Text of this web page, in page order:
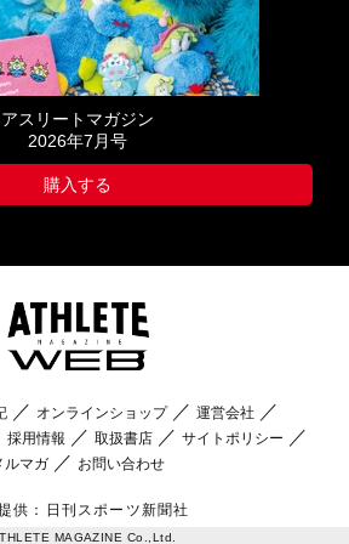
アスリートマガジン
2026年7月号
購入する
オンラインショップ
運営会社
採用情報 取扱書店
サイトポリシー
ルマガ
お問い合わせ
供：日刊スポーツ新聞社
MAGAZINE Co.,Ltd.